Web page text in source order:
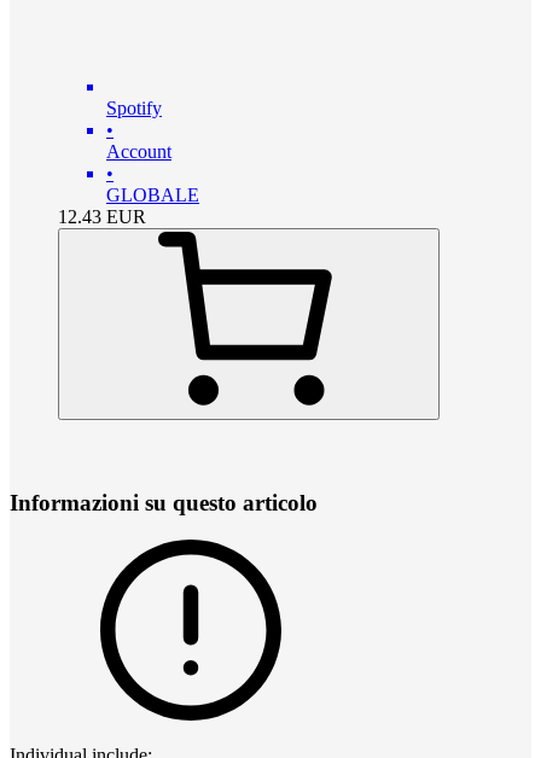
Spotify
•
Account
•
GLOBALE
12.43 EUR
Informazioni su questo articolo